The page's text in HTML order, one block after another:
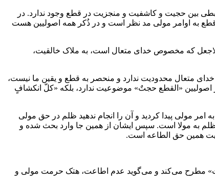
بین حجیت و کاشفیت و منجزیت در قطع وجود ندارد. در
به اوامر مولی مد نظر است و در ذُکر همه اصولیین هست
که مخصوص خدای متعال است، به ملاک خالقیت،
متعال محدودیت ندارد و منحصر به قطع و یقین ما نیست،
اصولیین «القطع حجتٌ» موضوعیت ندارد، بلکه «کلّ انکشافٍ
مولی پیدا کردید و آن را انجام ندهید ظلم در حق مولی
به مولا است. سپس ایشان از همین جا وارد بحث شده و
همین حق الطاعه است.
مطرح می‌کند و می‌گوید عدم اطاعت، هتک حرمت مولی و